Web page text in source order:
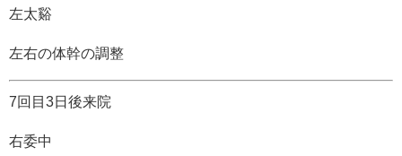
左太谿
左右の体幹の調整
7回目3日後来院
右委中